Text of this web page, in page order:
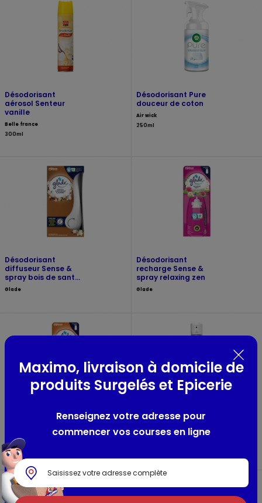
Désodorisant
aérosol Senteur
vanille
Belle france
300ml
Désodorisant Pure
douceur de coton
Air wick
250ml
Désodorisant
diffuseur Sense &
spray bois de santal
et jasmin
Glade
Désodorisant
recharge Sense &
spray relaxing zen
Glade
spray bois de santal
et jasmin
Glade
Assainissant
Maximo, livraison à domicile de
produits Surgelés et Epicerie
Renseignez votre adresse pour
commencer vos courses en ligne